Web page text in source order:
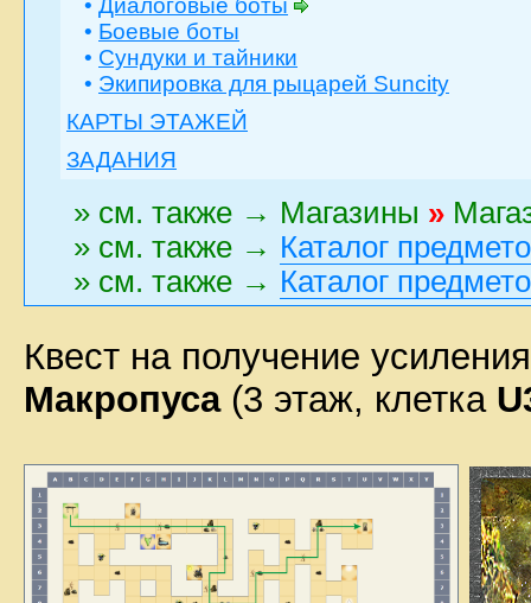
• Диалоговые боты
• Боевые боты
• Сундуки и тайники
• Экипировка для рыцарей Suncity
КАРТЫ ЭТАЖЕЙ
ЗАДАНИЯ
» см. также → Магазины »
» см. также → Каталог
» см. также → Каталог
Квест на получение
Макропуса(3 этаж, клетка